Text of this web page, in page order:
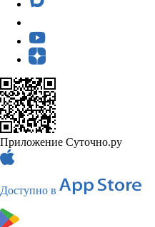
Приложение Суточно.ру
Доступно в